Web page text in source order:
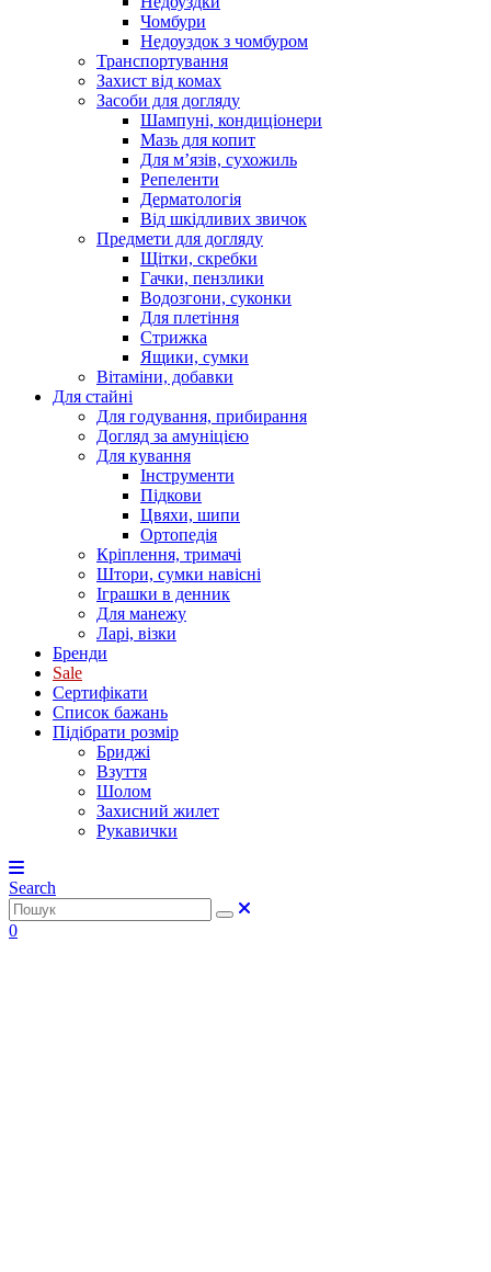
Чомбури
Недоуздок з чомбуром
Транспортування
Захист від комах
Засоби для догляду
Шампуні, кондиціонери
Мазь для копит
Для м’язів, сухожиль
Репеленти
Дерматологія
Від шкідливих звичок
Предмети для догляду
Щітки, скребки
Гачки, пензлики
Водозгони, суконки
Для плетіння
Стрижка
Ящики, сумки
Вітаміни, добавки
Для стайні
Для годування, прибирання
Догляд за амуніцією
Для кування
Інструменти
Підкови
Цвяхи, шипи
Ортопедія
Кріплення, тримачі
Штори, сумки навісні
Іграшки в денник
Для манежу
Ларі, візки
Бренди
Sale
Сертифікати
Список бажань
Підібрати розмір
Бриджі
Взуття
Шолом
Захисний жилет
Рукавички
Search
0